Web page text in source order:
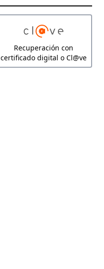
Recuperación con
certificado digital o Cl@ve